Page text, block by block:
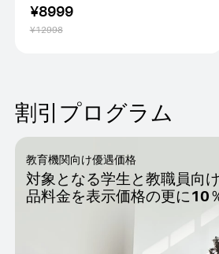
¥8999
¥12998
割引プログラム
教育機関向け優遇価格
対象となる学生と教職員向
品料金を表示価格の更に10